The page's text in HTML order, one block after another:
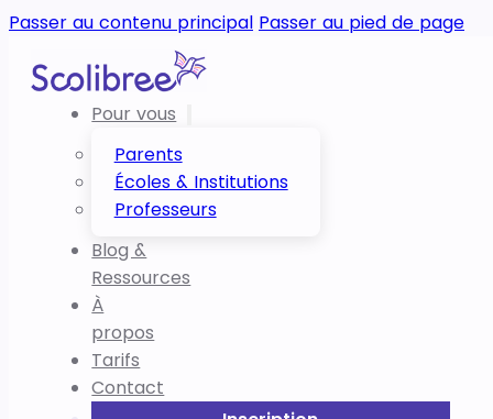
Passer au contenu principal Passer au pied de page
Pour vous
Parents
Écoles & Institutions
Professeurs
Blog &
Ressources
À
propos
Tarifs
Contact